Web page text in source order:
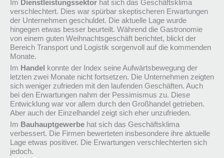
Im Dienstleistungssektor hat sich das Geschäftsklima
verschlechtert. Dies war spürbar skeptischeren Erwartungen
der Unternehmen geschuldet. Die aktuelle Lage wurde
hingegen etwas besser beurteilt. Während die Gastronomie
von einem guten Weihnachtsgeschäft berichtet, blickt der
Bereich Transport und Logistik sorgenvoll auf die kommenden
Monate.
Im Handel
konnte der Index seine Aufwärtsbewegung der
letzten zwei Monate nicht fortsetzen. Die Unternehmen zeigten
sich weniger zufrieden mit den laufenden Geschäften. Auch
bei den Erwartungen nahm der Pessimismus zu. Diese
Entwicklung war vor allem durch den Großhandel getrieben.
Aber auch der Einzelhandel zeigt sich eher unzufrieden.
Im Bauhauptgewerbe hat sich das Geschäftsklima
verbessert. Die Firmen bewerteten insbesondere ihre aktuelle
Lage etwas positiver. Die Erwartungen verschlechterten sich
jedoch.